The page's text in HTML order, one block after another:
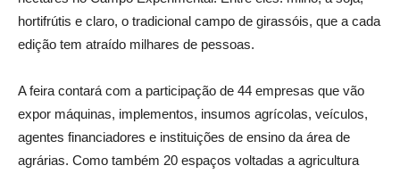
hortifrútis e claro, o tradicional campo de girassóis, que a cada
edição tem atraído milhares de pessoas.
A feira contará com a participação de 44 empresas que vão
expor máquinas, implementos, insumos agrícolas, veículos,
agentes financiadores e instituições de ensino da área de
agrárias. Como também 20 espaços voltadas a agricultura